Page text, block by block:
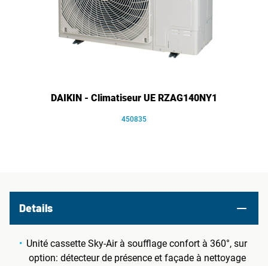
DAIKIN - Climatiseur UE RZAG140NY1
450835
Details
Unité cassette Sky-Air à soufflage confort à 360°, sur
option: détecteur de présence et façade à nettoyage